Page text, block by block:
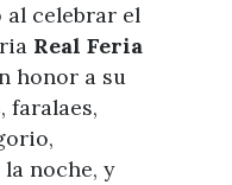
celebrar el
Real Feria
honor a su
faralaes,
noche, y